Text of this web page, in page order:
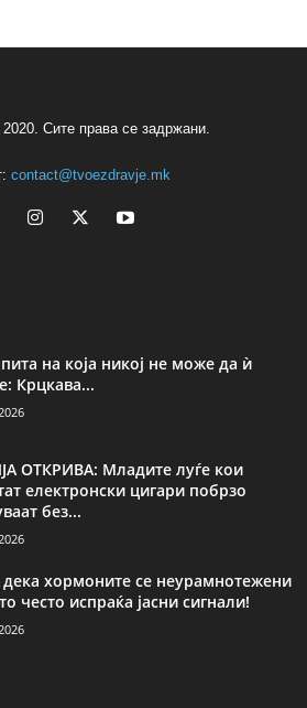
2020. Сите права се задржани.
contact@tvoezdravje.mk
на која никој не може да ѝ
Крцкава...
ОТКРИВА: Младите луѓе кои
електронски цигари побрзо
без...
хормоните се неурамнотежени
често испраќа јасни сигнали!